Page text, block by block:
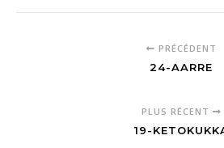
PRÉCÉDENT
24-AARRE
PLUS RÉCENT
19-